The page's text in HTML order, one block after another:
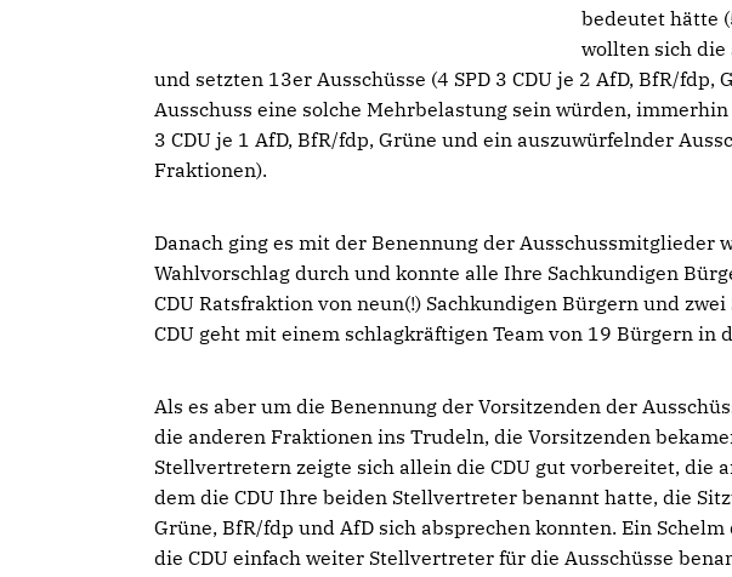
bedeutet hätte
wollten sich
und setzten 13er Ausschüsse (4 SPD 3 CDU je 2 AfD, BfR/fdp,
Ausschuss eine solche Mehrbelastung sein würden,
3 CDU je 1 AfD, BfR/fdp, Grüne und ein auszuwürfelnder
Fraktionen).
Danach ging es mit der Benennung der Ausschussmitglieder
Wahlvorschlag durch und konnte alle Ihre Sachkundigen
CDU Ratsfraktion von neun(!) Sachkundigen Bürgern und
CDU geht mit einem schlagkräftigen Team von 19 Bürgern in
Als es aber um die Benennung der Vorsitzenden der
die anderen Fraktionen ins Trudeln, die Vorsitzenden
Stellvertretern zeigte sich allein die CDU gut vorbereitet, die
dem die CDU Ihre beiden Stellvertreter benannt hatte, die
Grüne, BfR/fdp und AfD sich absprechen konnten. Ein
die CDU einfach weiter Stellvertreter für die Ausschüsse